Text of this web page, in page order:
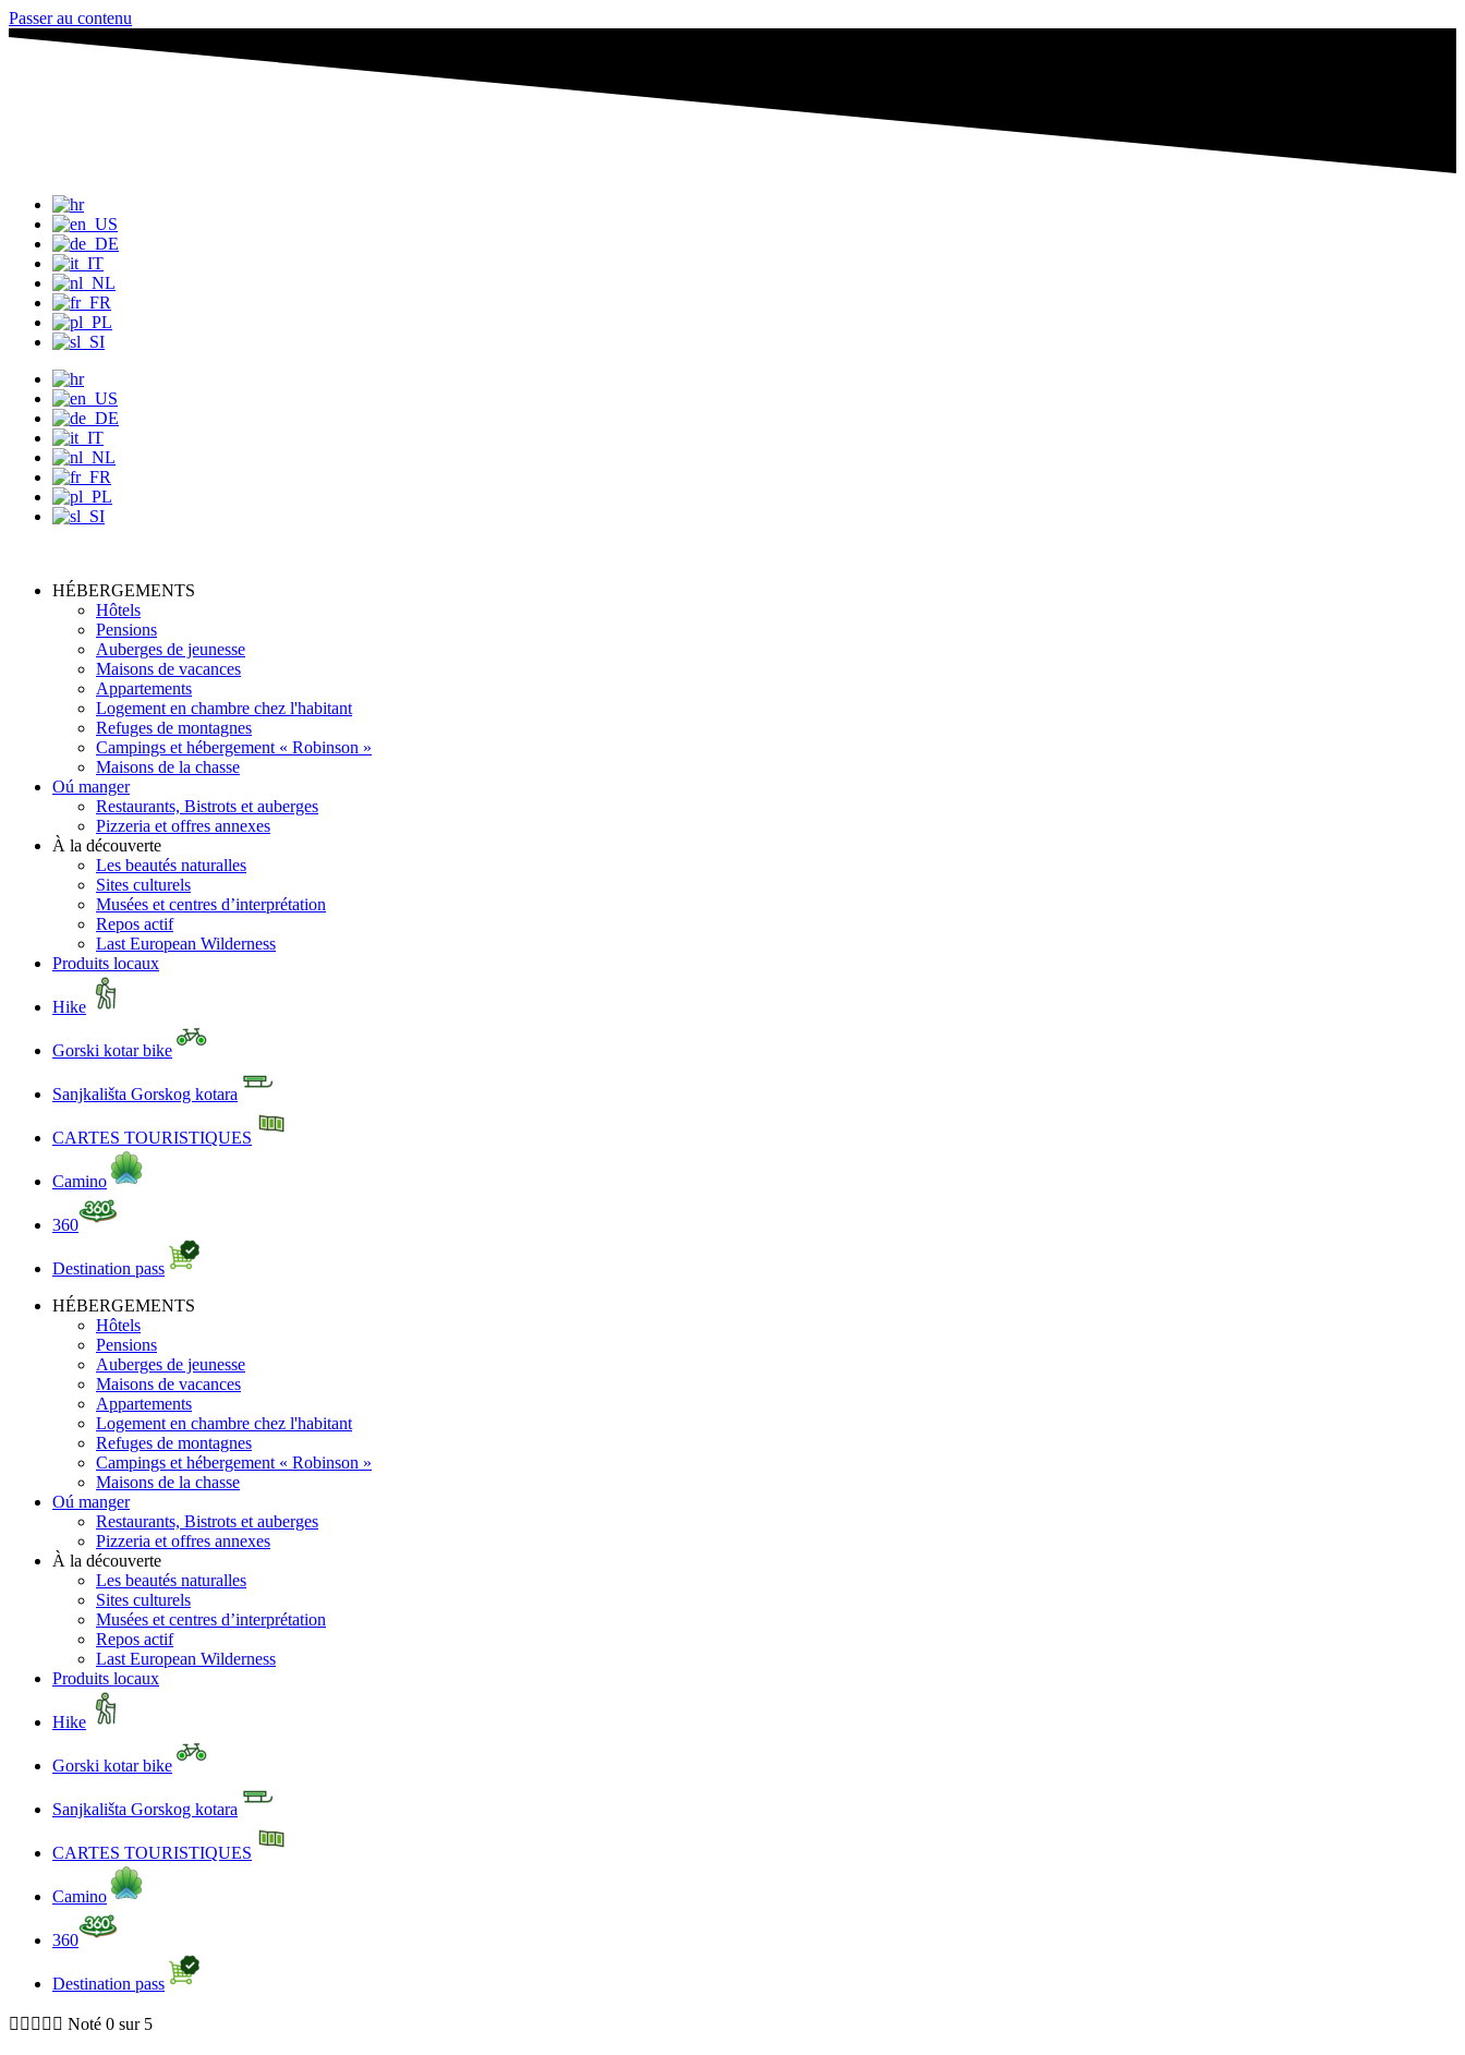
Passer au contenu
HÉBERGEMENTS
Hôtels
Pensions
Auberges de jeunesse
Maisons de vacances
Appartements
Logement en chambre chez l'habitant
Refuges de montagnes
Campings et hébergement « Robinson »
Maisons de la chasse
Oú manger
Restaurants, Bistrots et auberges
Pizzeria et offres annexes
À la découverte
Les beautés naturalles
Sites culturels
Musées et centres d’interprétation
Repos actif
Last European Wilderness
Produits locaux
Hike
Gorski kotar bike
Sanjkališta Gorskog kotara
CARTES TOURISTIQUES
Camino
360
Destination pass
HÉBERGEMENTS
Hôtels
Pensions
Auberges de jeunesse
Maisons de vacances
Appartements
Logement en chambre chez l'habitant
Refuges de montagnes
Campings et hébergement « Robinson »
Maisons de la chasse
Oú manger
Restaurants, Bistrots et auberges
Pizzeria et offres annexes
À la découverte
Les beautés naturalles
Sites culturels
Musées et centres d’interprétation
Repos actif
Last European Wilderness
Produits locaux
Hike
Gorski kotar bike
Sanjkališta Gorskog kotara
CARTES TOURISTIQUES
Camino
360
Destination pass
     Noté 0 sur 5